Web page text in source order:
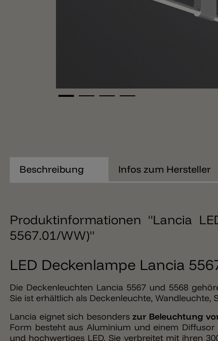
Beschreibung Infos zum Hersteller
Produktinformationen "Lancia
5567.01/WW)"
LED Deckenlampe Lancia
Die Deckenleuchten Lancia 5567 und 5568
Sie ist erhältlich als Deckenleuchte,
Lancia eignet sich besonderszur Beleuchtung
Form besteht aus Aluminium und einem
und hochwertiges LED. Sie verbreitet mit ihren